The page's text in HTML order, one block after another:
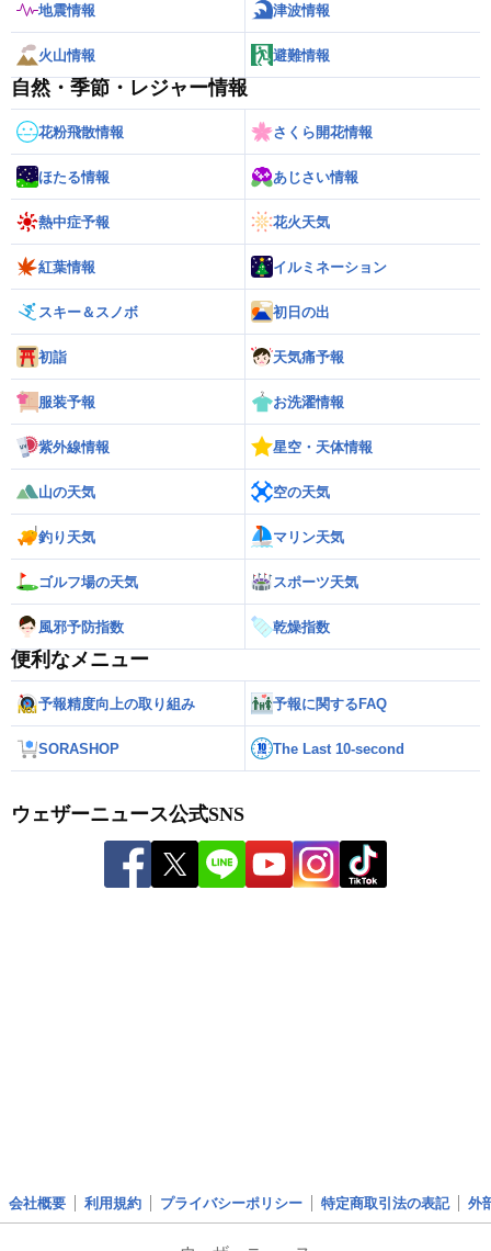
地震情報 津波情報
火山情報 避難情報
自然・季節・レジャー情報
花粉飛散情報 さくら開花情報
ほたる情報 あじさい情報
熱中症予報 花火天気
紅葉情報 イルミネーション
スキー＆スノボ 初日の出
初詣 天気痛予報
服装予報 お洗濯情報
紫外線情報 星空・天体情報
山の天気 空の天気
釣り天気 マリン天気
ゴルフ場の天気 スポーツ天気
風邪予防指数 乾燥指数
便利なメニュー
予報精度向上の取り組み 予報に関するFAQ
SORASHOP The Last 10-second
ウェザーニュース公式SNS
会社概要 利用規約 プライバシーポリシー 特定商取引法の表記 外